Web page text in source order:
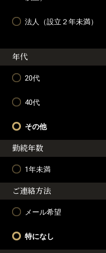
法人（設立２年未満）
年代
20代
40代
その他
勤続年数
1年未満
ご連絡方法
メール希望
特になし